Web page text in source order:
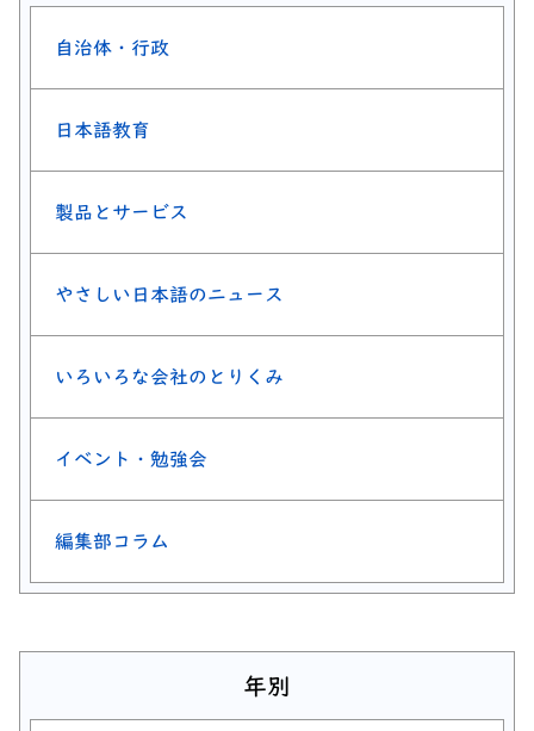
自治体・行政
日本語教育
製品とサービス
やさしい日本語のニュース
いろいろな会社のとりくみ
イベント・勉強会
編集部コラム
年別